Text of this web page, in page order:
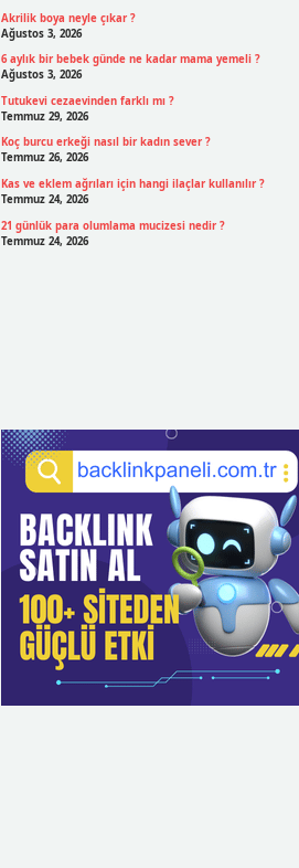
Akrilik boya neyle çıkar ?
Ağustos 3, 2026
6 aylık bir bebek günde ne kadar mama yemeli ?
Ağustos 3, 2026
Tutukevi cezaevinden farklı mı ?
Temmuz 29, 2026
Koç burcu erkeği nasıl bir kadın sever ?
Temmuz 26, 2026
Kas ve eklem ağrıları için hangi ilaçlar kullanılır ?
Temmuz 24, 2026
21 günlük para olumlama mucizesi nedir ?
Temmuz 24, 2026